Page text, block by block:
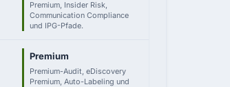
Premium, Insider Risk,
Communication Compliance
und IPG-Pfade.
Premium
Premium-Audit, eDiscovery
Premium, Auto-Labeling und